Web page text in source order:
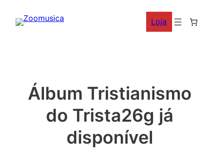
para
Loja
Álbum Tristianismo
do Trista26g já
disponível